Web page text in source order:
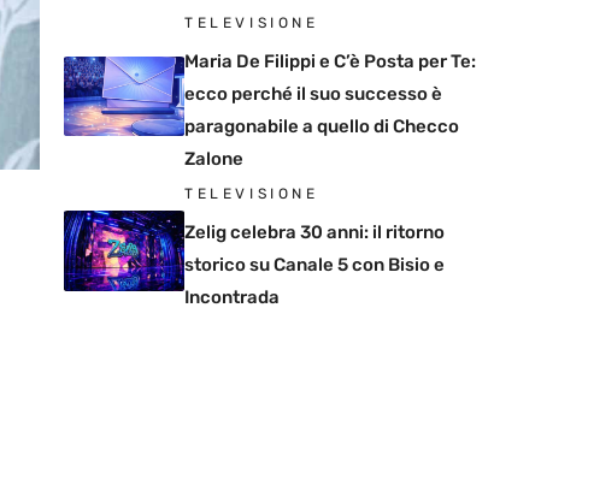
TELEVISIONE
Maria De Filippi e C’è Posta per Te:
ecco perché il suo successo è
paragonabile a quello di Checco
Zalone
TELEVISIONE
Zelig celebra 30 anni: il ritorno
storico su Canale 5 con Bisio e
Incontrada